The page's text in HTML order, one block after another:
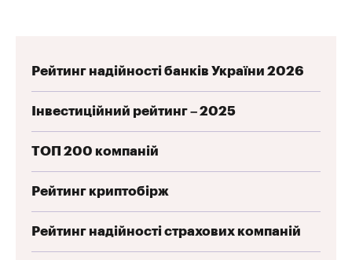
Рейтинг надійності банків України 2026
Інвестиційний рейтинг – 2025
ТОП 200 компаній
Рейтинг криптобірж
Рейтинг надійності страхових компаній